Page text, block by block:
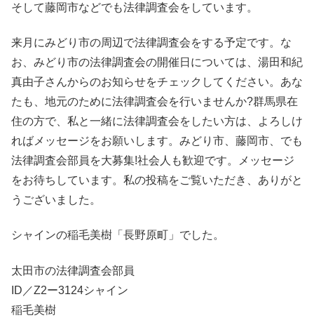
そして藤岡市などでも法律調査会をしています。
来月にみどり市の周辺で法律調査会をする予定です。な
お、みどり市の法律調査会の開催日については、湯田和紀
真由子さんからのお知らせをチェックしてください。あな
たも、地元のために法律調査会を行いませんか?群馬県在
住の方で、私と一緒に法律調査会をしたい方は、よろしけ
ればメッセージをお願いします。みどり市、藤岡市、でも
法律調査会部員を大募集!社会人も歓迎です。メッセージ
をお待ちしています。私の投稿をご覧いただき、ありがと
うございました。
シャインの稲毛美樹「長野原町」でした。
太田市の法律調査会部員
ID／Z2ー3124シャイン
稲毛美樹